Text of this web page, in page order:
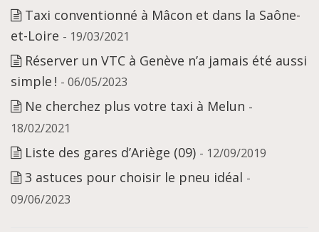
Taxi conventionné à Mâcon et dans la Saône-
et-Loire - 19/03/2021
Réserver un VTC à Genève n’a jamais été aussi
simple ! - 06/05/2023
Ne cherchez plus votre taxi à Melun -
18/02/2021
Liste des gares d’Ariège (09) - 12/09/2019
3 astuces pour choisir le pneu idéal -
09/06/2023